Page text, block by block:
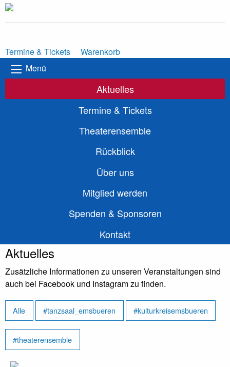
Termine & Tickets
Warenkorb
Menü
Aktuelles
Termine & Tickets
Theaterensemble
Rückblick
Über uns
Mitglied werden
Spenden & Sponsoren
Kontakt
Aktuelles
Zusätzliche Informationen zu unseren Veranstaltungen sind
auch bei Facebook und Instagram zu finden.
Alle #tanzsaal_emsbueren #kulturkreisemsbueren
#theaterensemble